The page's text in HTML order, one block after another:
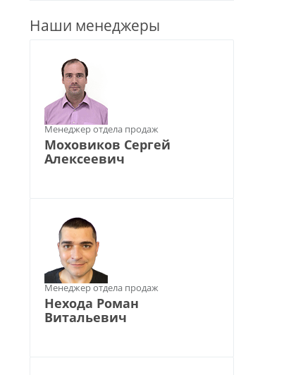
Наши менеджеры
Менеджер отдела продаж
Моховиков Сергей
Алексеевич
Менеджер отдела продаж
Нехода Роман
Витальевич